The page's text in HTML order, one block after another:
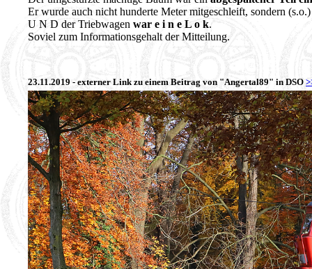
Er wurde auch nicht hunderte Meter mitgeschleift, sondern
U N D der Triebwagen war e i n e L o k.
Soviel zum Informationsgehalt der Mitteilung.
23.11.2019 - externer Link zu einem Beitrag von "Angertal89" in DSO